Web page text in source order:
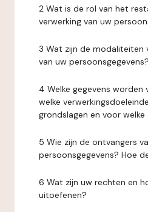
2 Wat is de rol van het
verwerking van uw
3 Wat zijn de modaliteiten
van uw persoonsgegevens?
4 Welke gegevens worden
welke
grondslagen en voor welke
5 Wie zijn de ontvangers
persoonsgegevens? Hoe
6 Wat zijn uw rechten en
uitoefenen?